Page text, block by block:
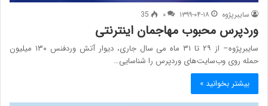
سایبرپژوه ۱۳۹۹-۰۴-۱۸ ۰ 35
وردپرس محبوب مهاجمان اینترنتی
سایبرپژوه– از ۲۹ تا ۳۱ ماه می سال جاری، دیوار آتش وردفنس ۱۳۰ میلیون
حمله روی وب‌سایت‌های وردپرس را شناسایی…
بیشتر بخوانید »